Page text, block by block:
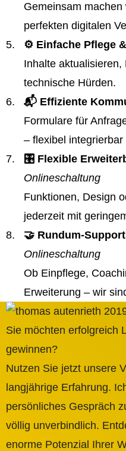
Gemeinsam
perfekten digitalen
⚙️ Einfache Pflege
Inhalte
technische Hürden.
📬 Effiziente
Formulare für
– flexibel integrierbar
🎛️ Flexible
Onlineschaltung
Funktionen, Design
jederzeit mit
🤝 Rundum-
Onlineschaltung
Ob Einpflege,
Erweiterung – wir
Sie möchten erfolgreich
gewinnen?
Nutzen Sie jetzt unsere
langjährige Erfahrung.
persönliches Gespräch
völlig unverbindlich.
enorme Potenzial Ihrer